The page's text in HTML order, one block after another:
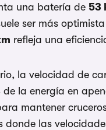
una batería de 53
ser más
refleja una
la velocidad de
de la energía en
mantener
las